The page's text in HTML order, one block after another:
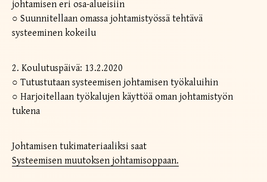
johtamisen eri osa-alueisiin
○ Suunnitellaan omassa johtamistyössä tehtävä
systeeminen kokeilu
2. Koulutuspäivä: 13.2.2020
○ Tutustutaan systeemisen johtamisen työkaluihin
○ Harjoitellaan työkalujen käyttöä oman johtamistyön
tukena
Johtamisen tukimateriaaliksi saat
Systeemisen muutoksen johtamisoppaan.